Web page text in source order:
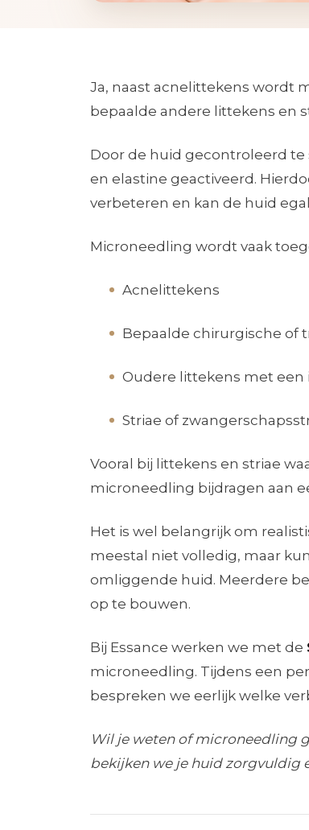
Ja, naast acnelittekens wordt
bepaalde andere littekens en
Door de huid gecontroleerd
en elastine geactiveerd.
verbeteren en kan de huid
Microneedling wordt vaak
Acnelittekens
Bepaalde chirurgische of
Oudere littekens met
Striae of
Vooral bij littekens en striae
microneedling bijdragen aan
Het is wel belangrijk om
meestal niet volledig, maar
omliggende huid. Meerdere
op te bouwen.
Bij Essance werken we met de
microneedling. Tijdens een
bespreken we eerlijk welke
Wil je weten of microneedling
bekijken we je huid zorgvuldig